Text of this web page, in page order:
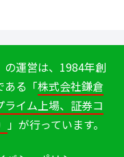
の運営は、1984年創
ある「株式会社鎌倉
ライム上場、証券コ
」が行っています。